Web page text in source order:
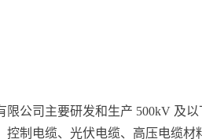
限公司主要研发和生产 500kV 及
控制电缆、光伏电缆、高压电缆材